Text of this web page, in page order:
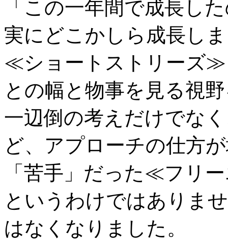
「この一年間で成長し
実にどこかしら成長し
≪ショートストリーズ≫
との幅と物事を見る視
一辺倒の考えだけでな
ど、アプローチの仕方
「苦手」だった≪フリ
というわけではありま
はなくなりました。